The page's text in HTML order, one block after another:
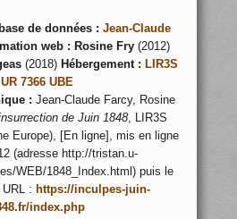
de données : Jean-Claude
web : Rosine Fry (2012)
(2018) Hébergement : LIR3S
UR 7366 UBE
: Jean-Claude Farcy, Rosine
de Juin 1848, LIR3S
Europe), [En ligne], mis en ligne
(adresse http://tristan.u-
WEB/1848_Index.html) puis le
: https://inculpes-juin-
index.php